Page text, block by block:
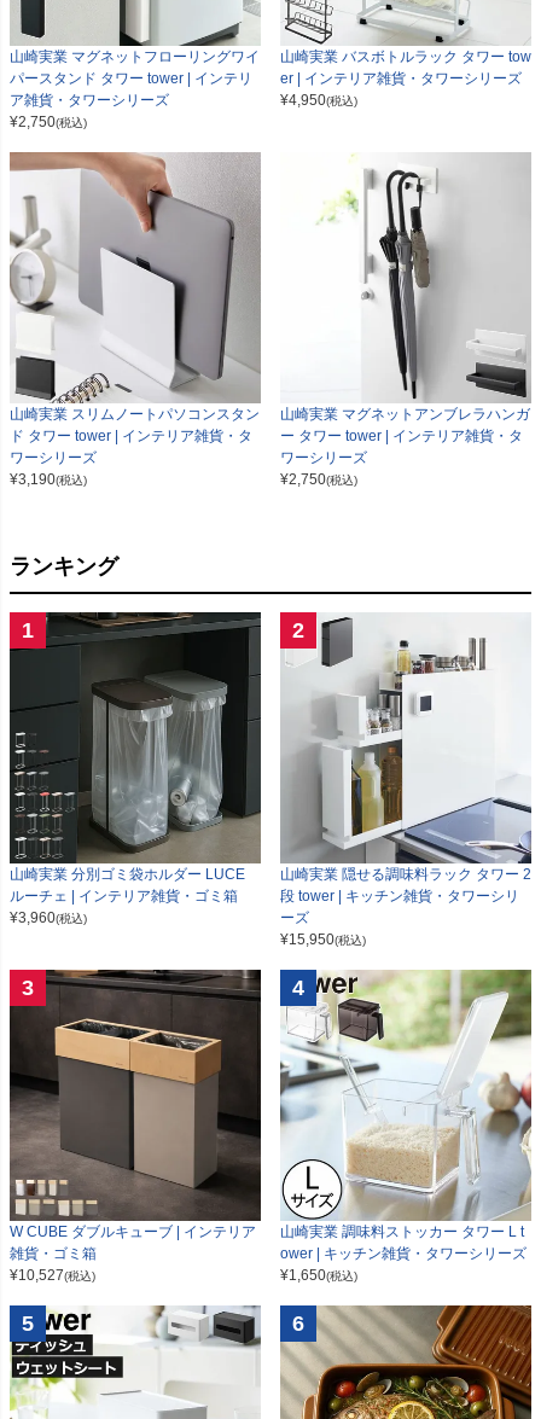
山崎実業 マグネットフローリングワイ
パースタンド タワー tower | インテリ
ア雑貨・タワーシリーズ
¥2,750(税込)
山崎実業 バスボトルラック タワー tow
er | インテリア雑貨・タワーシリーズ
¥4,950(税込)
山崎実業 スリムノートパソコンスタン
ド タワー tower | インテリア雑貨・タ
ワーシリーズ
¥3,190(税込)
山崎実業 マグネットアンブレラハンガ
ー タワー tower | インテリア雑貨・タ
ワーシリーズ
¥2,750(税込)
ランキング
1
山崎実業 分別ゴミ袋ホルダー LUCE
ルーチェ | インテリア雑貨・ゴミ箱
¥3,960(税込)
2
山崎実業 隠せる調味料ラック タワー 2
段 tower | キッチン雑貨・タワーシリ
ーズ
¥15,950(税込)
3
W CUBE ダブルキューブ | インテリア
雑貨・ゴミ箱
¥10,527(税込)
4
山崎実業 調味料ストッカー タワー L t
ower | キッチン雑貨・タワーシリーズ
¥1,650(税込)
5 6